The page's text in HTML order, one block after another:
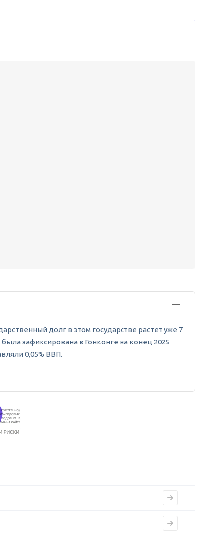
долг в этом государстве растет уже 7
зафиксирована в Гонконге на конец 2025
0,05% ВВП.